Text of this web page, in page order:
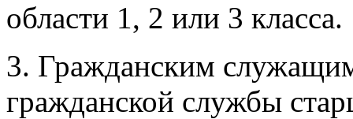
области 1, 2 или 3 класса.
3. Гражданским
гражданской службы